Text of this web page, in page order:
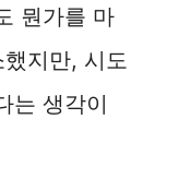
뭔가를 마
지만, 시도
는 생각이